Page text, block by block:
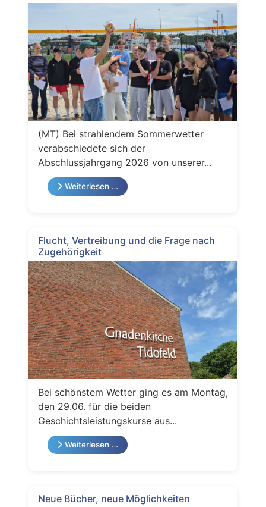
(MT) Bei strahlendem Sommerwetter
verabschiedete sich der
Abschlussjahrgang 2026 von unserer...
Weiterlesen …
Flucht, Vertreibung und die Frage nach
Zugehörigkeit
Bei schönstem Wetter ging es am Montag,
den 29.06. für die beiden
Geschichtsleistungskurse aus...
Weiterlesen …
Neue Bücher, neue Möglichkeiten